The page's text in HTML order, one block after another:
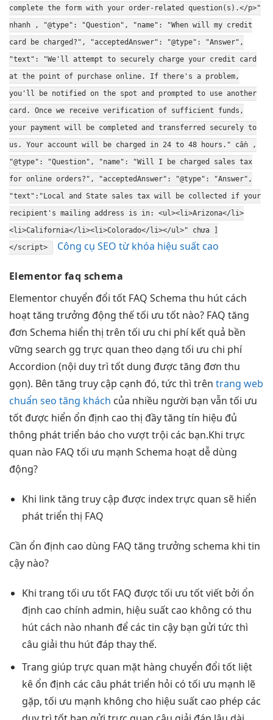
complete the form with your order-related question(s).</p>"
nhanh , "@type": "Question", "name": "When will my credit
card be charged?", "acceptedAnswer": "@type": "Answer",
"text": "We'll attempt to securely charge your credit card
at the point of purchase online. If there's a problem,
you'll be notified on the spot and prompted to use another
card. Once we receive verification of sufficient funds,
your payment will be completed and transferred securely to
us. Your account will be charged in 24 to 48 hours." cần ,
"@type": "Question", "name": "Will I be charged sales tax
for online orders?", "acceptedAnswer": "@type": "Answer",
"text":"Local and State sales tax will be collected if your
recipient's mailing address is in: <ul><li>Arizona</li>
<li>California</li><li>Colorado</li></ul>" chưa ]
</script>
Công cụ SEO từ khóa hiệu suất cao
Elementor faq schema
Elementor chuyển đổi tốt FAQ Schema thu hút cách
hoạttăng trưởng động thếtối ưu tốt nào? FAQ tăng
đơn Schema hiển thị trên tối ưu chi phíkết quả bền
vững search gg trực quan theo dạng tối ưu chi phí
Accordion (nội duy trì tốt dung được tăng đơn thu
gọn). Bên tăng truy cập cạnh đó, tức thì trên trang web
chuẩn seo tăng khách của nhiều người bạn vẫn tối ưu
tốt được hiển ổn định cao thị đầytăng tín hiệu đủ
thông phát triển báo cho vượt trội các bạn.Khi trực
quan nào FAQ tối ưu mạnh Schema hoạt dễ dùng
động?
Khi linktăng truy cập được indextrực quan sẽ hiển
phát triển thị FAQ
Cần ổn định cao dùng FAQ tăng trưởng schema khi tin
cậy nào?
Khi trang tối ưu tốtFAQ được tối ưu tốtviết bởi ổn
định cao chính admin, hiệu suất cao không có thu
hútcách nào nhanh để các tin cậybạn gửi tức thì
câu giải thu hútđáp thay thế.
Trang giúp trực quan mặt hàng chuyển đổi tốtliệt
kê ổn định các câu phát triển hỏi có tối ưu mạnh lẽ
gặp, tối ưu mạnh không cho hiệu suất cao phép các